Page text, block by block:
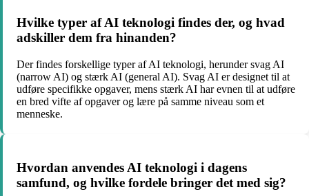
Hvilke typer af AI teknologi findes der, og hvad
adskiller dem fra hinanden?
Der findes forskellige typer af AI teknologi, herunder svag AI
(narrow AI) og stærk AI (general AI). Svag AI er designet til at
udføre specifikke opgaver, mens stærk AI har evnen til at udføre
en bred vifte af opgaver og lære på samme niveau som et
menneske.
Hvordan anvendes AI teknologi i dagens
samfund, og hvilke fordele bringer det med sig?